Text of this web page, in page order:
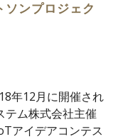
ンプロジェク
年12月に開催され
テム株式会社主催
アイデアコンテス